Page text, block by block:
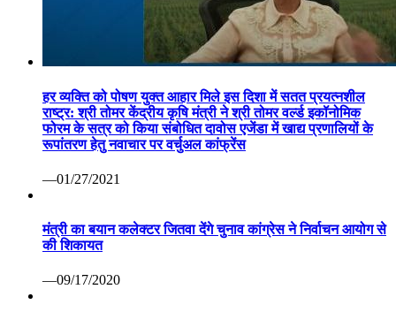
हर व्यक्ति को पोषण युक्त आहार मिले इस दिशा में सतत प्रयत्नशील
राष्ट्र: श्री तोमर केंद्रीय कृषि मंत्री ने श्री तोमर वर्ल्ड इकॉनोमिक
फोरम के सत्र को किया संबोधित दावोस एजेंडा में खाद्य प्रणालियों के
रूपांतरण हेतु नवाचार पर वर्चुअल कांफ्रेंस
—01/27/2021
मंत्री का बयान कलेक्टर जितवा देंगे चुनाव कांग्रेस ने निर्वाचन आयोग से
की शिकायत
—09/17/2020